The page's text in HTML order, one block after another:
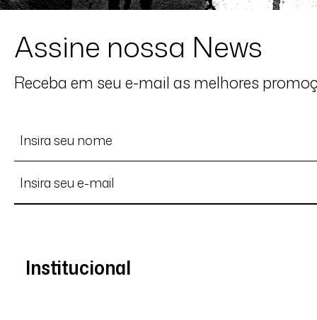
Assine nossa News
Receba em seu e-mail as melhores
Institucional